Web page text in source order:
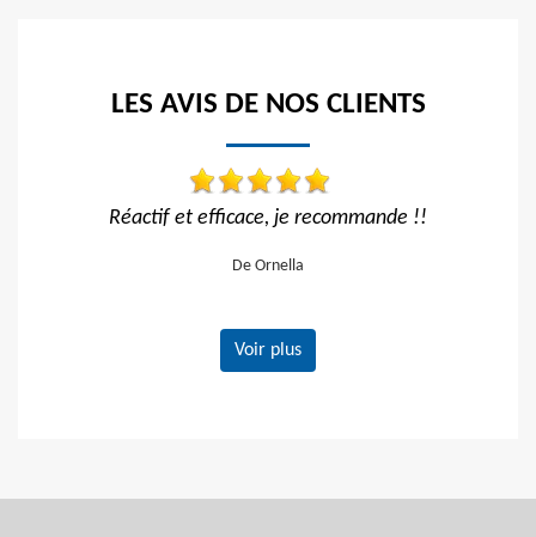
LES AVIS DE NOS CLIENTS
!! Travail impeccable
Voir plus